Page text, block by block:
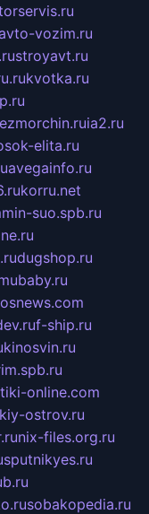
vozim.ru
stroyavt.ru
kvotka.ru
ia2.ru
elita.ru
avegainfo.ru
korru.net
suo.spb.ru
dugshop.ru
f-ship.ru
kinosvin.ru
online.com
ostrov.ru
nix-files.org.ru
sputnikyes.ru
sobakopedia.ru